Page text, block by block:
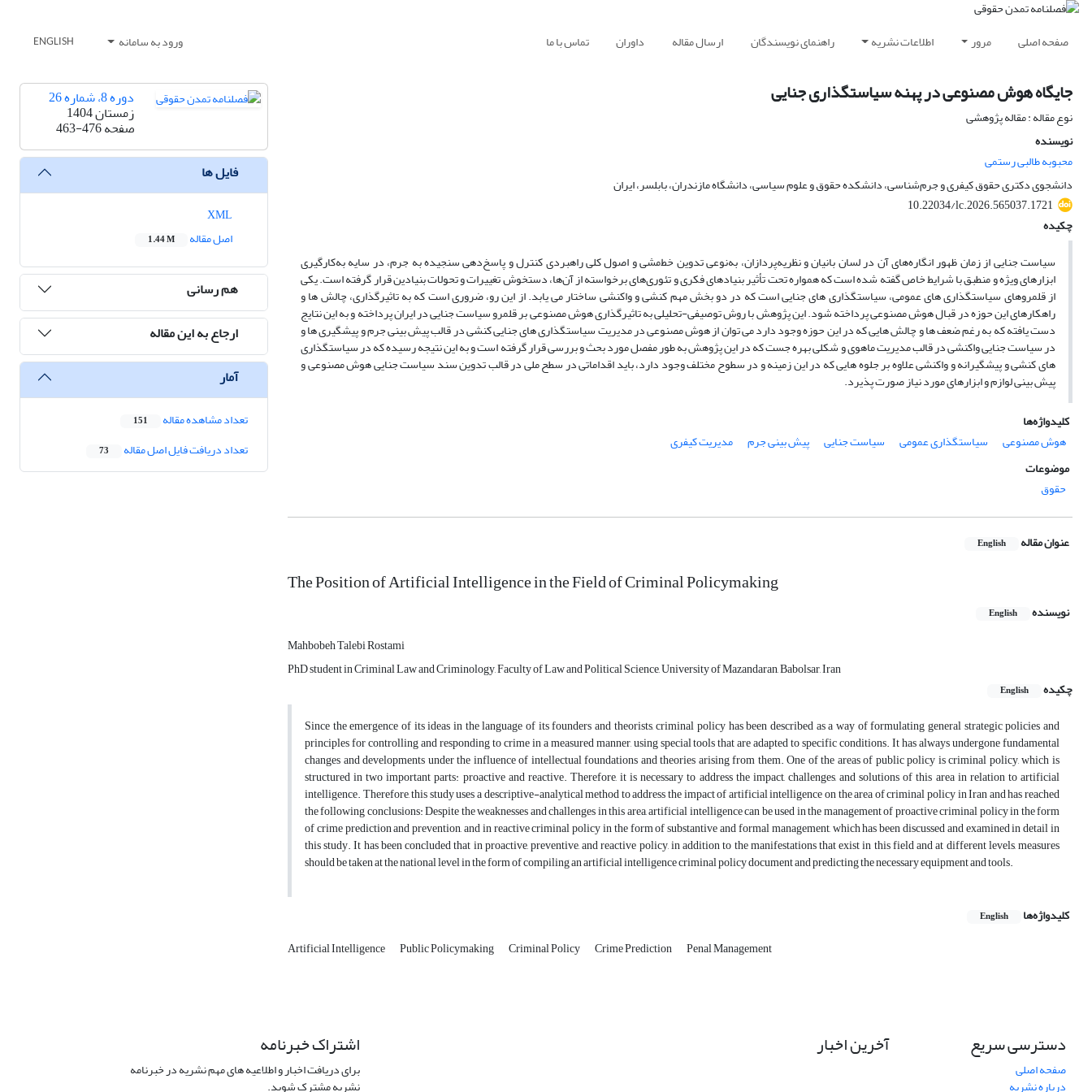
صفحه اصلی مرور اطلاعات نشریه راهنمای نویسندگان ارسال مقاله داوران تماس با ما ورود به سامانه ENGLISH
جایگاه هوش مصنوعی در پهنه سیاستگذاری جنایی
نوع مقاله : مقاله پژوهشی
نویسنده
محبوبه طالبی رستمی
دانشجوی دکتری حقوق کیفری و جرم‌شناسی، دانشکده حقوق و علوم سیاسی، دانشگاه مازندران، بابلسر، ایران
10.22034/lc.2026.565037.1721
چکیده
سیاست جنایی از زمان ظهور انگاره‌های آن در لسان بانیان و نظریه‌پردازان، به‌نوعی تدوین خط‌مشی و اصول کلی راهبردی کنترل و پاسخ‌دهی سنجیده به جرم، در سایه­ به‌کارگیری
ابزارهای ویژه و منطبق با شرایط خاص گفته شده است که همواره تحت تأثیر بنیادهای فکری و تئوری‌های برخواسته از آن‌ها، دستخوش تغییرات و تحولات بنیادین قرار گرفته است. یکی
از قلمروهای سیاستگذاری های عمومی، سیاستگذاری های جنایی است که در دو بخش مهم کنشی و واکنشی ساختار می یابد. از این رو، ضروری است که به تاثیرگذاری، چالش ها و
راهکارهای این حوزه در قبال هوش مصنوعی پرداخته شود. این پژوهش با روش توصیفی-تحلیلی به تاثیرگذاری هوش مصنوعی بر قلمرو سیاست جنایی در ایران پرداخته و به این نتایج
دست یافته که به رغم ضعف ها و چالش هایی که در این حوزه وجود دارد می توان از هوش مصنوعی در مدیریت سیاستگذاری های جنایی کنشی در قالب پیش بینی جرم و پیشگیری ها و
در سیاست جنایی واکنشی در قالب مدیریت ماهوی و شکلی بهره جست که در این پژوهش به طور مفصل مورد بحث و بررسی قرار گرفته است و به این نتیجه رسیده که در سیاستگذاری
های کنشی و پیشگیرانه و واکنشی علاوه بر جلوه هایی که در این زمینه و در سطوح مختلف وجود دارد، باید اقداماتی در سطح ملی در قالب تدوین سند سیاست جنایی هوش مصنوعی و
پیش بینی لوازم و ابزارهای مورد نیاز صورت پذیرد.
کلیدواژه‌ها
هوش مصنوعی
سیاستگذاری عمومی سیاست جنایی پیش بینی جرم
مدیریت کیفری
موضوعات
حقوق
عنوان مقاله English
The Position of Artificial Intelligence in the Field of Criminal Policymaking
نویسنده English
Mahbobeh Talebi Rostami
PhD student in Criminal Law and Criminology, Faculty of Law and Political Science, University of Mazandaran, Babolsar, Iran
چکیده
English
Since the emergence of its ideas in the language of its founders and theorists, criminal policy has been described as a way of formulating general strategic policies and
principles for controlling and responding to crime in a measured manner, using special tools that are adapted to specific conditions. It has always undergone fundamental
changes and developments under the influence of intellectual foundations and theories arising from them. One of the areas of public policy is criminal policy, which is
structured in two important parts: proactive and reactive. Therefore, it is necessary to address the impact, challenges, and solutions of this area in relation to artificial
intelligence. Therefore, this study uses a descriptive-analytical method to address the impact of artificial intelligence on the area of ​​criminal policy in Iran and has reached
the following conclusions: Despite the weaknesses and challenges in this area, artificial intelligence can be used in the management of proactive criminal policy in the form
of crime prediction and prevention, and in reactive criminal policy in the form of substantive and formal management, which has been discussed and examined in detail in
this study. It has been concluded that in proactive, preventive, and reactive policy, in addition to the manifestations that exist in this field and at different levels, measures
should be taken at the national level in the form of compiling an artificial intelligence criminal policy document and predicting the necessary equipment and tools.
کلیدواژه‌ها English
Artificial Intelligence Public Policymaking Criminal Policy Crime Prediction Penal Management
دوره 8، شماره 26
زمستان 1404
صفحه463-476
فایل ها
اصل مقاله
1.44 M
هم رسانی
ارجاع به این مقاله
آمار
تعداد مشاهده مقاله 151
تعداد دریافت فایل اصل مقاله 73
دسترسی سریع
صفحه اصلی
درباره نشریه
آخرین اخبار اشتراک خبرنامه
برای دریافت اخبار و اطلاعیه های مهم نشریه در خبرنامه
نشریه مشترک شوید.